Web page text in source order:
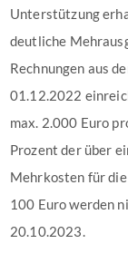
Unterstützung
deutliche
Rechnungen aus
01.12.2022
max. 2.000 Euro
Prozent der über
Mehrkosten für
100 Euro werden
20.10.2023.